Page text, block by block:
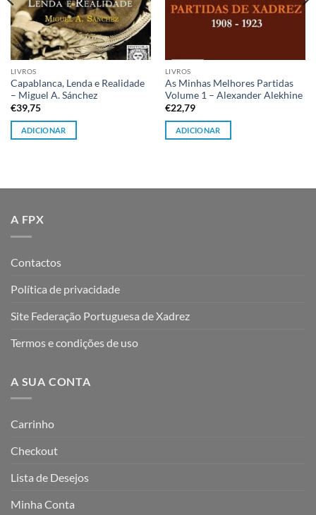
LIVROS
Capablanca, Lenda e Realidade
– Miguel A. Sánchez
€39,75
ADICIONAR
LIVROS
As Minhas Melhores Partidas
Volume 1 – Alexander Alekhine
€22,79
ADICIONAR
A FPX
Contactos
Política de privacidade
Site Federação Portuguesa de Xadrez
Termos e condições de uso
A SUA CONTA
Carrinho
Checkout
Lista de Desejos
Minha Conta